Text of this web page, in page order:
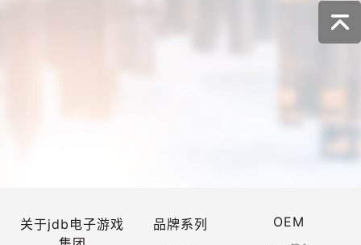
关于jdb电子游戏
品牌系列 OEM